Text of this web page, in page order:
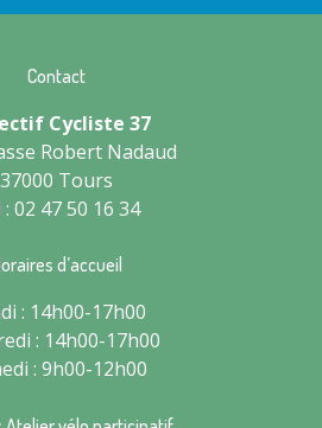
Contact
Cycliste 37
Robert Nadaud
37000 Tours
: 02 47 50 16 34
d’accueil
: 14h00-17h00
: 14h00-17h00
: 9h00-12h00